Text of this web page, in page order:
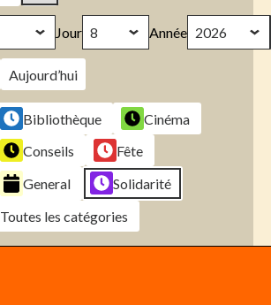
Jour Année
Aujourd’hui
Bibliothèque
Cinéma
Conseils
Fête
General
Solidarité
Toutes les catégories